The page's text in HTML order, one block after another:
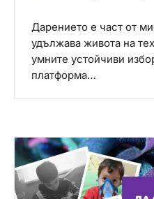
Дарението е част от
удължава живота на
умните устойчиви
платформа…